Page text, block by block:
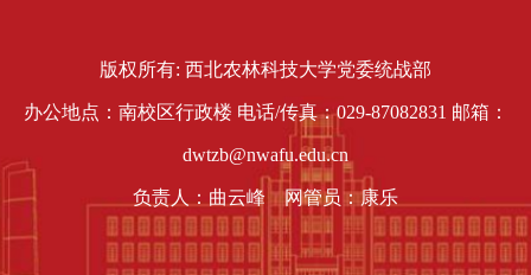
版权所有: 西北农林科技大学党委统战部
办公地点：南校区行政楼 电话/传真：029-87082831 邮箱：
dwtzb@nwafu.edu.cn
负责人：曲云峰 网管员：康乐